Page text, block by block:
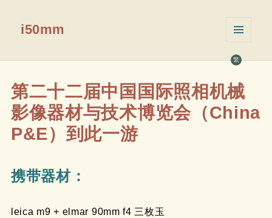
繁
i50mm
挂件
第二十二届中国国际照相机械
影像器材与技术博览会（China
P&E）到此一游
携带器材：
leica m9 + elmar 90mm f4 三枚玉